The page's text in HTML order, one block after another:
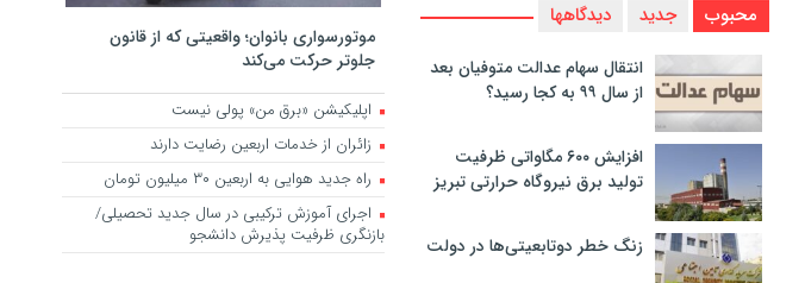
محبوب جدید دیدگاهها
انتقال سهام عدالت متوفیان بعد
از سال ۹۹ به کجا رسید؟
افزایش ۶۰۰ مگاواتی ظرفیت
تولید برق نیروگاه حرارتی تبریز
زنگ خطر دوتابعیتی‌ها در دولت
موتورسواری بانوان؛ واقعیتی که از قانون
جلوتر حرکت می‌کند
اپلیکیشن «برق من» پولی نیست
زائران از خدمات اربعین رضایت دارند
راه جدید هوایی به اربعین ۳۰ میلیون تومان
اجرای آموزش ترکیبی در سال جدید تحصیلی/
بازنگری ظرفیت پذیرش دانشجو